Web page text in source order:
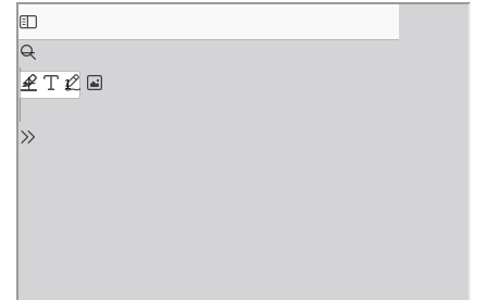
Saltar
al
contenido
del
PDF